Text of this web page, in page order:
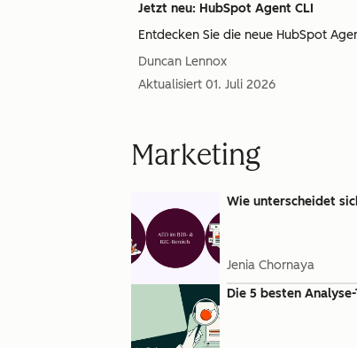
Jetzt neu: HubSpot Agent CLI
Entdecken Sie die neue HubSpot
Duncan Lennox
Aktualisiert 01. Juli 2026
Marketing
Wie unterscheidet
Jenia Chornaya
Die 5 besten